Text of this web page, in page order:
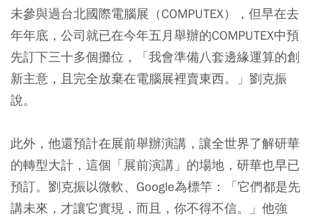
未參與過台北國際電腦展（COMPUTEX），但早在去
年年底，公司就已在今年五月舉辦的COMPUTEX中預
先訂下三十多個攤位，「我會準備八套邊緣運算的創
新主意，且完全放棄在電腦展裡賣東西。」劉克振
說。
此外，他還預計在展前舉辦演講，讓全世界了解研華
的轉型大計，這個「展前演講」的場地，研華也早已
預訂。劉克振以微軟、Google為標竿：「它們都是先
講未來，才讓它實現，而且，你不得不信。」他強